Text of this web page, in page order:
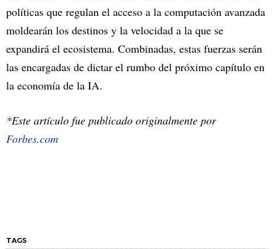
políticas que regulan el acceso a la computación avanzada
moldearán los destinos y la velocidad a la que se
expandirá el ecosistema. Combinadas, estas fuerzas serán
las encargadas de dictar el rumbo del próximo capítulo en
la economía de la IA.
*Este artículo fue publicado originalmente por
Forbes.com
TAGS